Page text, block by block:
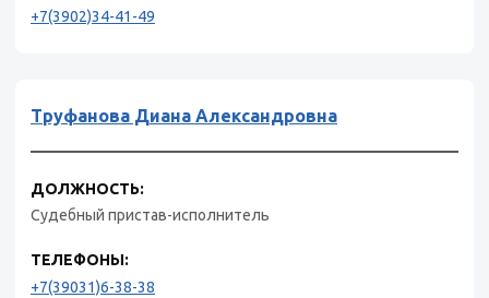
+7(3902)34-41-49
Труфанова Диана Александровна
ДОЛЖНОСТЬ:
Судебный пристав-исполнитель
ТЕЛЕФОНЫ:
+7(39031)6-38-38